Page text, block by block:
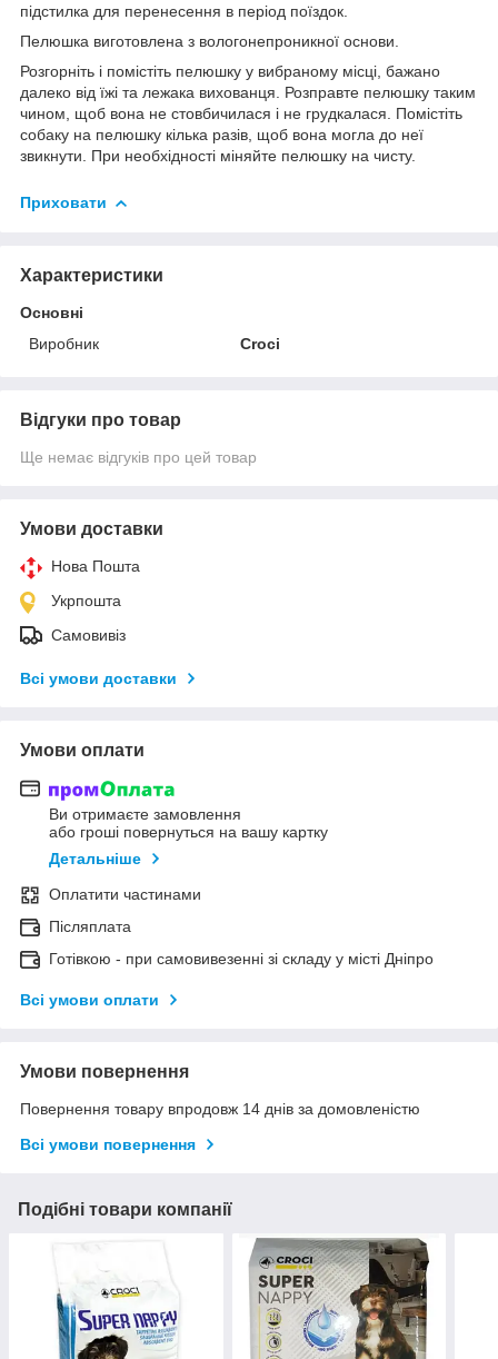
підстилка для перенесення в період поїздок.
Пелюшка виготовлена з вологонепроникної основи.
Розгорніть і помістіть пелюшку у вибраному місці, бажано
далеко від їжі та лежака вихованця. Розправте пелюшку таким
чином, щоб вона не стовбичилася і не грудкалася. Помістіть
собаку на пелюшку кілька разів, щоб вона могла до неї
звикнути. При необхідності міняйте пелюшку на чисту.
Приховати
Характеристики
Основні
Виробник
Croci
Відгуки про товар
Ще немає відгуків про цей товар
Умови доставки
Нова Пошта
Укрпошта
Самовивіз
Всі умови доставки
Умови оплати
Ви отримаєте замовлення
або гроші повернуться на вашу картку
Детальніше
Оплатити частинами
Післяплата
Готівкою - при самовивезенні зі складу у місті Дніпро
Всі умови оплати
Умови повернення
Повернення товару впродовж 14 днів за домовленістю
Всі умови повернення
Подібні товари компанії